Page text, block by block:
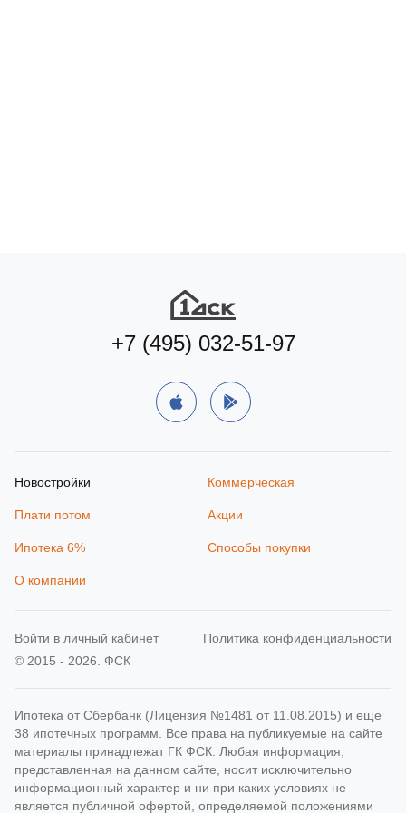
+7 (495) 032-51-97
Новостройки Коммерческая
Плати потом Акции
Ипотека 6% Способы покупки
О компании
© 2015 - 2026. ФСК
Политика конфиденциальности
Ипотека от Сбербанк (Лицензия №1481 от 11.08.2015) и еще
38 ипотечных программ. Все права на публикуемые на сайте
материалы принадлежат ГК ФСК. Любая информация,
представленная на данном сайте, носит исключительно
информационный характер и ни при каких условиях не
является публичной офертой, определяемой положениями
Войти в личный кабинет